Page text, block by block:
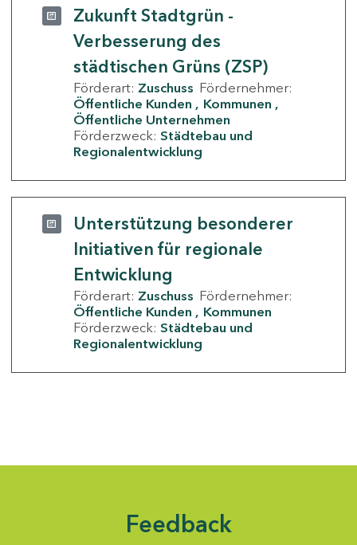
Zukunft Stadtgrün -
Verbesserung des
städtischen Grüns (ZSP)
Förderart: Zuschuss Fördernehmer:
Öffentliche Kunden
Kommunen
Öffentliche Unternehmen
Förderzweck: Städtebau und
Regionalentwicklung
Unterstützung besonderer
Initiativen für regionale
Entwicklung
Förderart: Zuschuss Fördernehmer:
Öffentliche Kunden
Kommunen
Förderzweck: Städtebau und
Regionalentwicklung
Feedback